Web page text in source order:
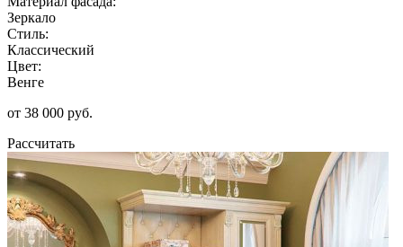
Зеркало
Стиль:
Классический
Цвет:
Венге
от 38 000 руб.
Рассчитать